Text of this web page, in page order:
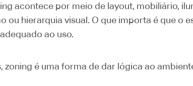
acontece por meio de layout, mobiliário,
ou hierarquia visual. O que importa é que o
ao uso.
zoning é uma forma de dar lógica ao